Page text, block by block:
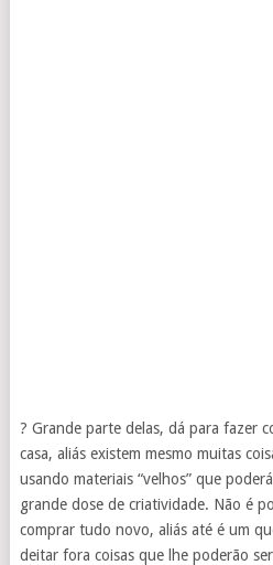
? Grande parte delas, dá para fazer
casa, aliás existem mesmo muitas
usando materiais “velhos” que
grande dose de criatividade. Não é
comprar tudo novo, aliás até é um
deitar fora coisas que lhe poderão